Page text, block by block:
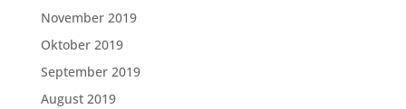
November 2019
Oktober 2019
September 2019
August 2019